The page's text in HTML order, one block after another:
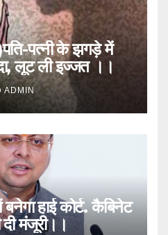
पत्नी के झगड़े में
लूट ली इज्जत ।।
ADMIN
बनेगा हाई कोर्ट. कैबिनेट
मंजूरी।।